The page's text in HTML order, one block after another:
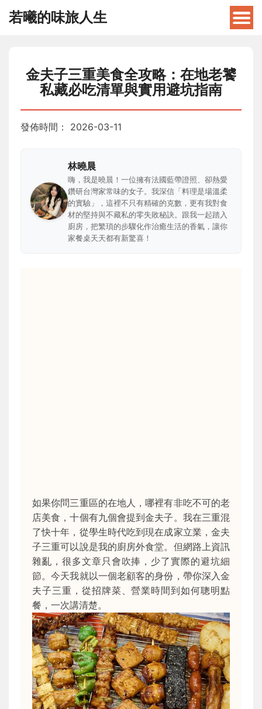
若曦的味旅人生
金夫子三重美食全攻略：在地老饕
私藏必吃清單與實用避坑指南
發佈時間： 2026-03-11
林曉晨
嗨，我是曉晨！一位擁有法國藍帶證照、卻熱愛
鑽研台灣家常味的女子。我深信「料理是場溫柔
的實驗」，這裡不只有精確的克數，更有我對食
材的堅持與不藏私的零失敗秘訣。跟我一起踏入
廚房，把繁瑣的步驟化作治癒生活的香氣，讓你
家餐桌天天都有新驚喜！
如果你問三重區的在地人，哪裡有非吃不可的老
店美食，十個有九個會提到金夫子。我在三重混
了快十年，從學生時代吃到現在成家立業，金夫
子三重可以說是我的廚房外食堂。但網路上資訊
雜亂，很多文章只會吹捧，少了實際的避坑細
節。今天我就以一個老顧客的身份，帶你深入金
夫子三重，從招牌菜、營業時間到如何聰明點
餐，一次講清楚。